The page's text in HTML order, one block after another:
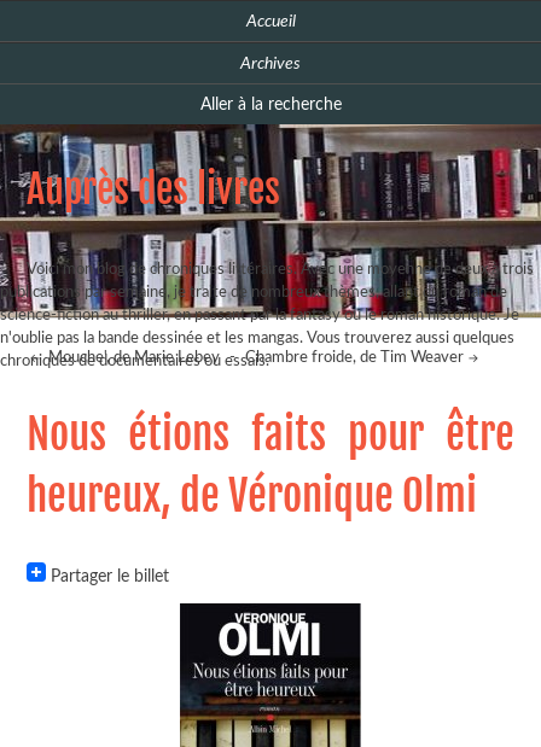
Accueil
Archives
Aller à la recherche
Auprès des livres
Voici mon blog de chroniques littéraires. Avec une moyenne de deux à trois
publications par semaine, je traite de nombreux thèmes, allant du roman de
science-fiction au thriller, en passant par la fantasy ou le roman historique. Je
n'oublie pas la bande dessinée et les mangas. Vous trouverez aussi quelques
chroniques de documentaires ou essais.
Mouche', de Marie Lebey - Chambre froide, de Tim Weaver
Nous étions faits pour être
heureux, de Véronique Olmi
Partager le billet